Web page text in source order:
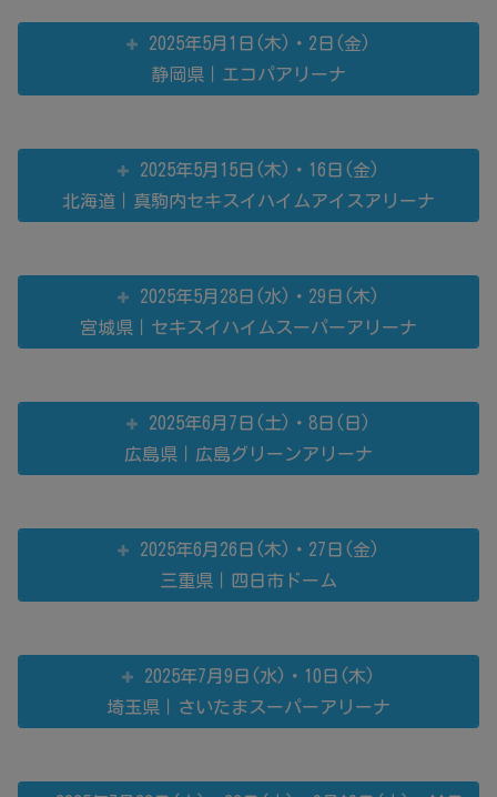
2025年5月1日(木)・2日(金)
静岡県｜エコパアリーナ
2025年5月15日(木)・16日(金)
北海道｜真駒内セキスイハイムアイスアリーナ
2025年5月28日(水)・29日(木)
宮城県｜セキスイハイムスーパーアリーナ
2025年6月7日(土)・8日(日)
広島県｜広島グリーンアリーナ
2025年6月26日(木)・27日(金)
三重県｜四日市ドーム
2025年7月9日(水)・10日(木)
埼玉県｜さいたまスーパーアリーナ